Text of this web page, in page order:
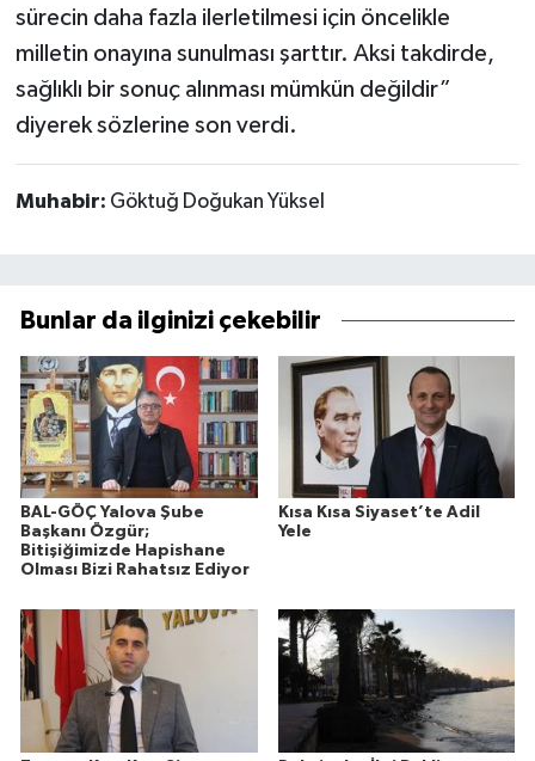
sürecin daha fazla ilerletilmesi için öncelikle
milletin onayına sunulması şarttır. Aksi takdirde,
sağlıklı bir sonuç alınması mümkün değildir”
diyerek sözlerine son verdi.
Muhabir: Göktuğ Doğukan Yüksel
Bunlar da ilginizi çekebilir
BAL-GÖÇ Yalova Şube
Başkanı Özgür;
Bitişiğimizde Hapishane
Olması Bizi Rahatsız Ediyor
Kısa Kısa Siyaset’te Adil
Yele